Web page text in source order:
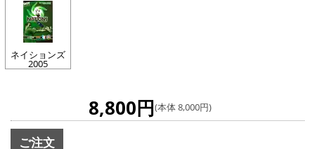
ネイションズ
2005
8,800円(本体 8,000円)
ご注文